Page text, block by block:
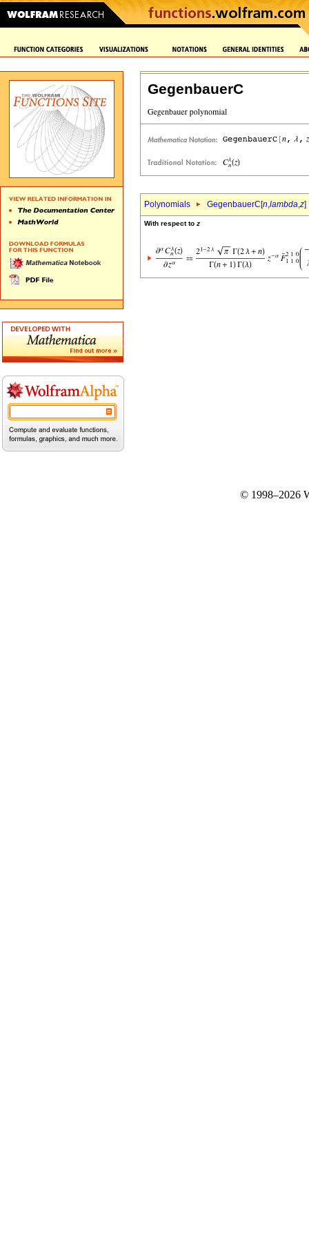
GegenbauerC
Polynomials GegenbauerC[n,lambda,z]
With respect to z